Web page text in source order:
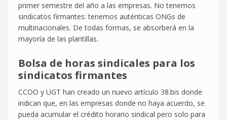
primer semestre del año a las empresas. No tenemos
sindicatos firmantes: tenemos auténticas ONGs de
multinacionales. De todas formas, se absorberá en la
mayoría de las plantillas.
Bolsa de horas sindicales para los
sindicatos firmantes
CCOO y UGT han creado un nuevo artículo 38.bis donde
indican que, en las empresas donde no haya acuerdo, se
pueda acumular el crédito horario sindical pero solo para